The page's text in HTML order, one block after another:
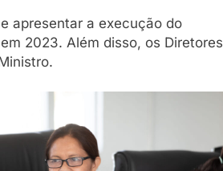
apresentar a execução do
2023. Além disso, os Diretores